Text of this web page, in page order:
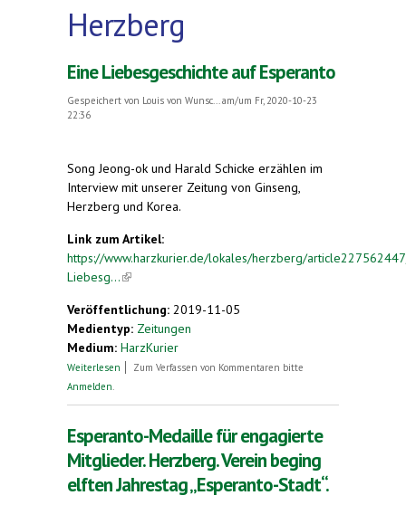
Herzberg
Eine Liebesgeschichte auf Esperanto
Gespeichert von Louis von Wunsc...
am/um Fr, 2020-10-23
22:36
Song Jeong-ok und Harald Schicke erzählen im
Interview mit unserer Zeitung von Ginseng,
Herzberg und Korea.
Link zum Artikel:
https://www.harzkurier.de/lokales/herzberg/
Liebesg...(link is external)
Veröffentlichung: 2019-11-05
Medientyp: Zeitungen
Medium: HarzKurier
Weiterlesen über Eine Liebesgeschichte auf Esperanto
Zum Verfassen von Kommentaren bitte
Anmelden
Esperanto-Medaille für engagierte
Mitglieder. Herzberg. Verein beging
elften Jahrestag „Esperanto-Stadt“.